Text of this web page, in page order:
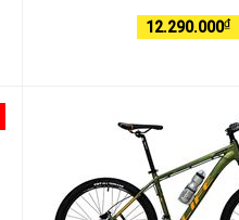
12.290.000₫